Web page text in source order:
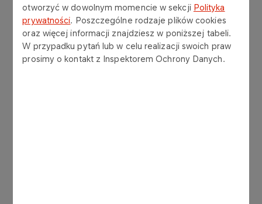
otworzyć w dowolnym momencie w sekcji Polityka
prywatności. Poszczególne rodzaje plików cookies
oraz więcej informacji znajdziesz w poniższej tabeli.
W przypadku pytań lub w celu realizacji swoich praw
prosimy o kontakt z Inspektorem Ochrony Danych.
mogły doświadczyć niezapomnianych chwil i
poczuć, że są ważne i kochane.
Lider akcji: Agnieszka Macko, Specjalista ds.
ofertowania i zakupów, ORLEN Budonaft